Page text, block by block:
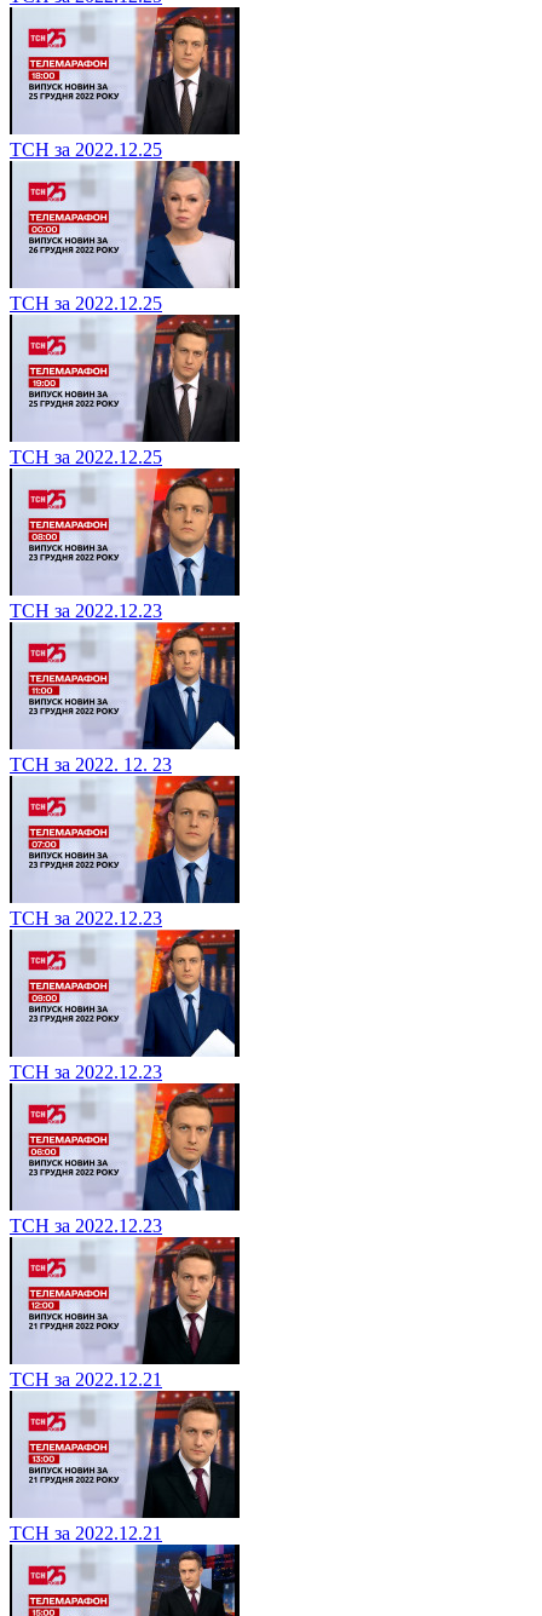
ТСН за 2022.12.25
ТСН за 2022.12.25
ТСН за 2022.12.25
ТСН за 2022.12.23
ТСН за 2022. 12. 23
ТСН за 2022.12.23
ТСН за 2022.12.23
ТСН за 2022.12.23
ТСН за 2022.12.21
ТСН за 2022.12.21